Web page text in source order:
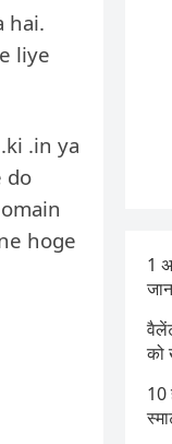
hai.
liye
.in ya
do
hoge
1
को
10